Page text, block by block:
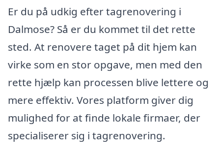
Er du på udkig efter tagrenovering i
Dalmose? Så er du kommet til det rette
sted. At renovere taget på dit hjem kan
virke som en stor opgave, men med den
rette hjælp kan processen blive lettere og
mere effektiv. Vores platform giver dig
mulighed for at finde lokale firmaer, der
specialiserer sig i tagrenovering.